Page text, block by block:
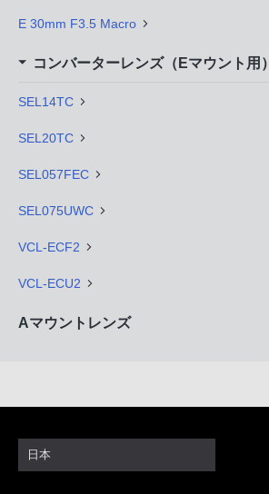
E 30mm F3.5 Macro
コンバーターレンズ（Eマウント用）
SEL14TC
SEL20TC
SEL057FEC
SEL075UWC
VCL-ECF2
VCL-ECU2
Aマウントレンズ
日本